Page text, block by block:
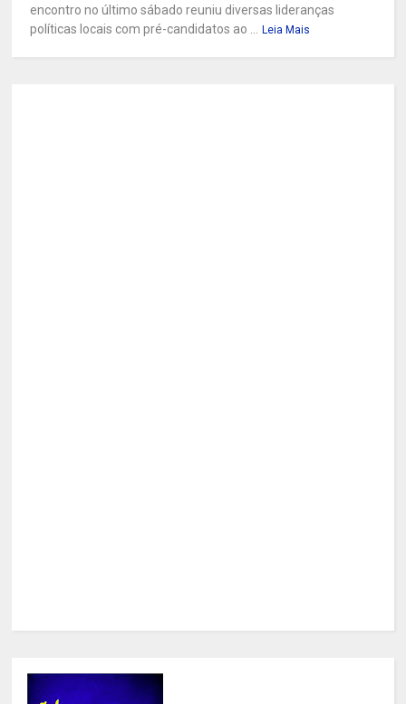
encontro no último sábado reuniu diversas lideranças
políticas locais com pré-candidatos ao ... Leia Mais